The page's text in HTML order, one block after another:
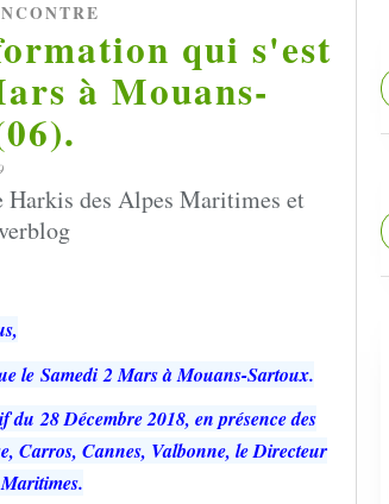
qui s'est
à Mouans-
des Alpes Maritimes et
le Samedi 2 Mars à Mouans-Sartoux.
28 Décembre 2018, en présence des
Carros, Cannes, Valbonne, le Directeur